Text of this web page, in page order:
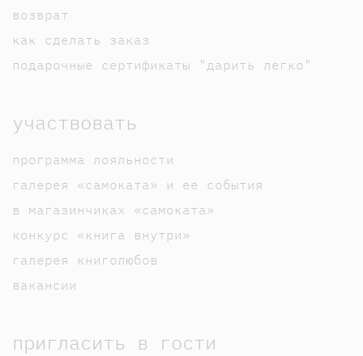
возврат
как сделать заказ
подарочные сертификаты "дарить легко"
участвовать
программа лояльности
галерея «самоката» и ее события
в магазинчиках «самоката»
конкурс «книга внутри»
галерея книголюбов
вакансии
пригласить в гости